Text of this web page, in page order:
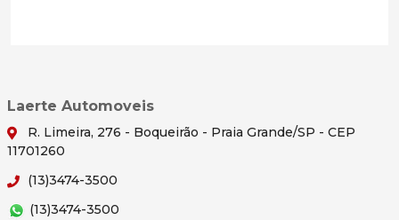
Laerte Automoveis
R. Limeira, 276 - Boqueirão - Praia Grande/SP - CEP
11701260
(13)3474-3500
(13)3474-3500